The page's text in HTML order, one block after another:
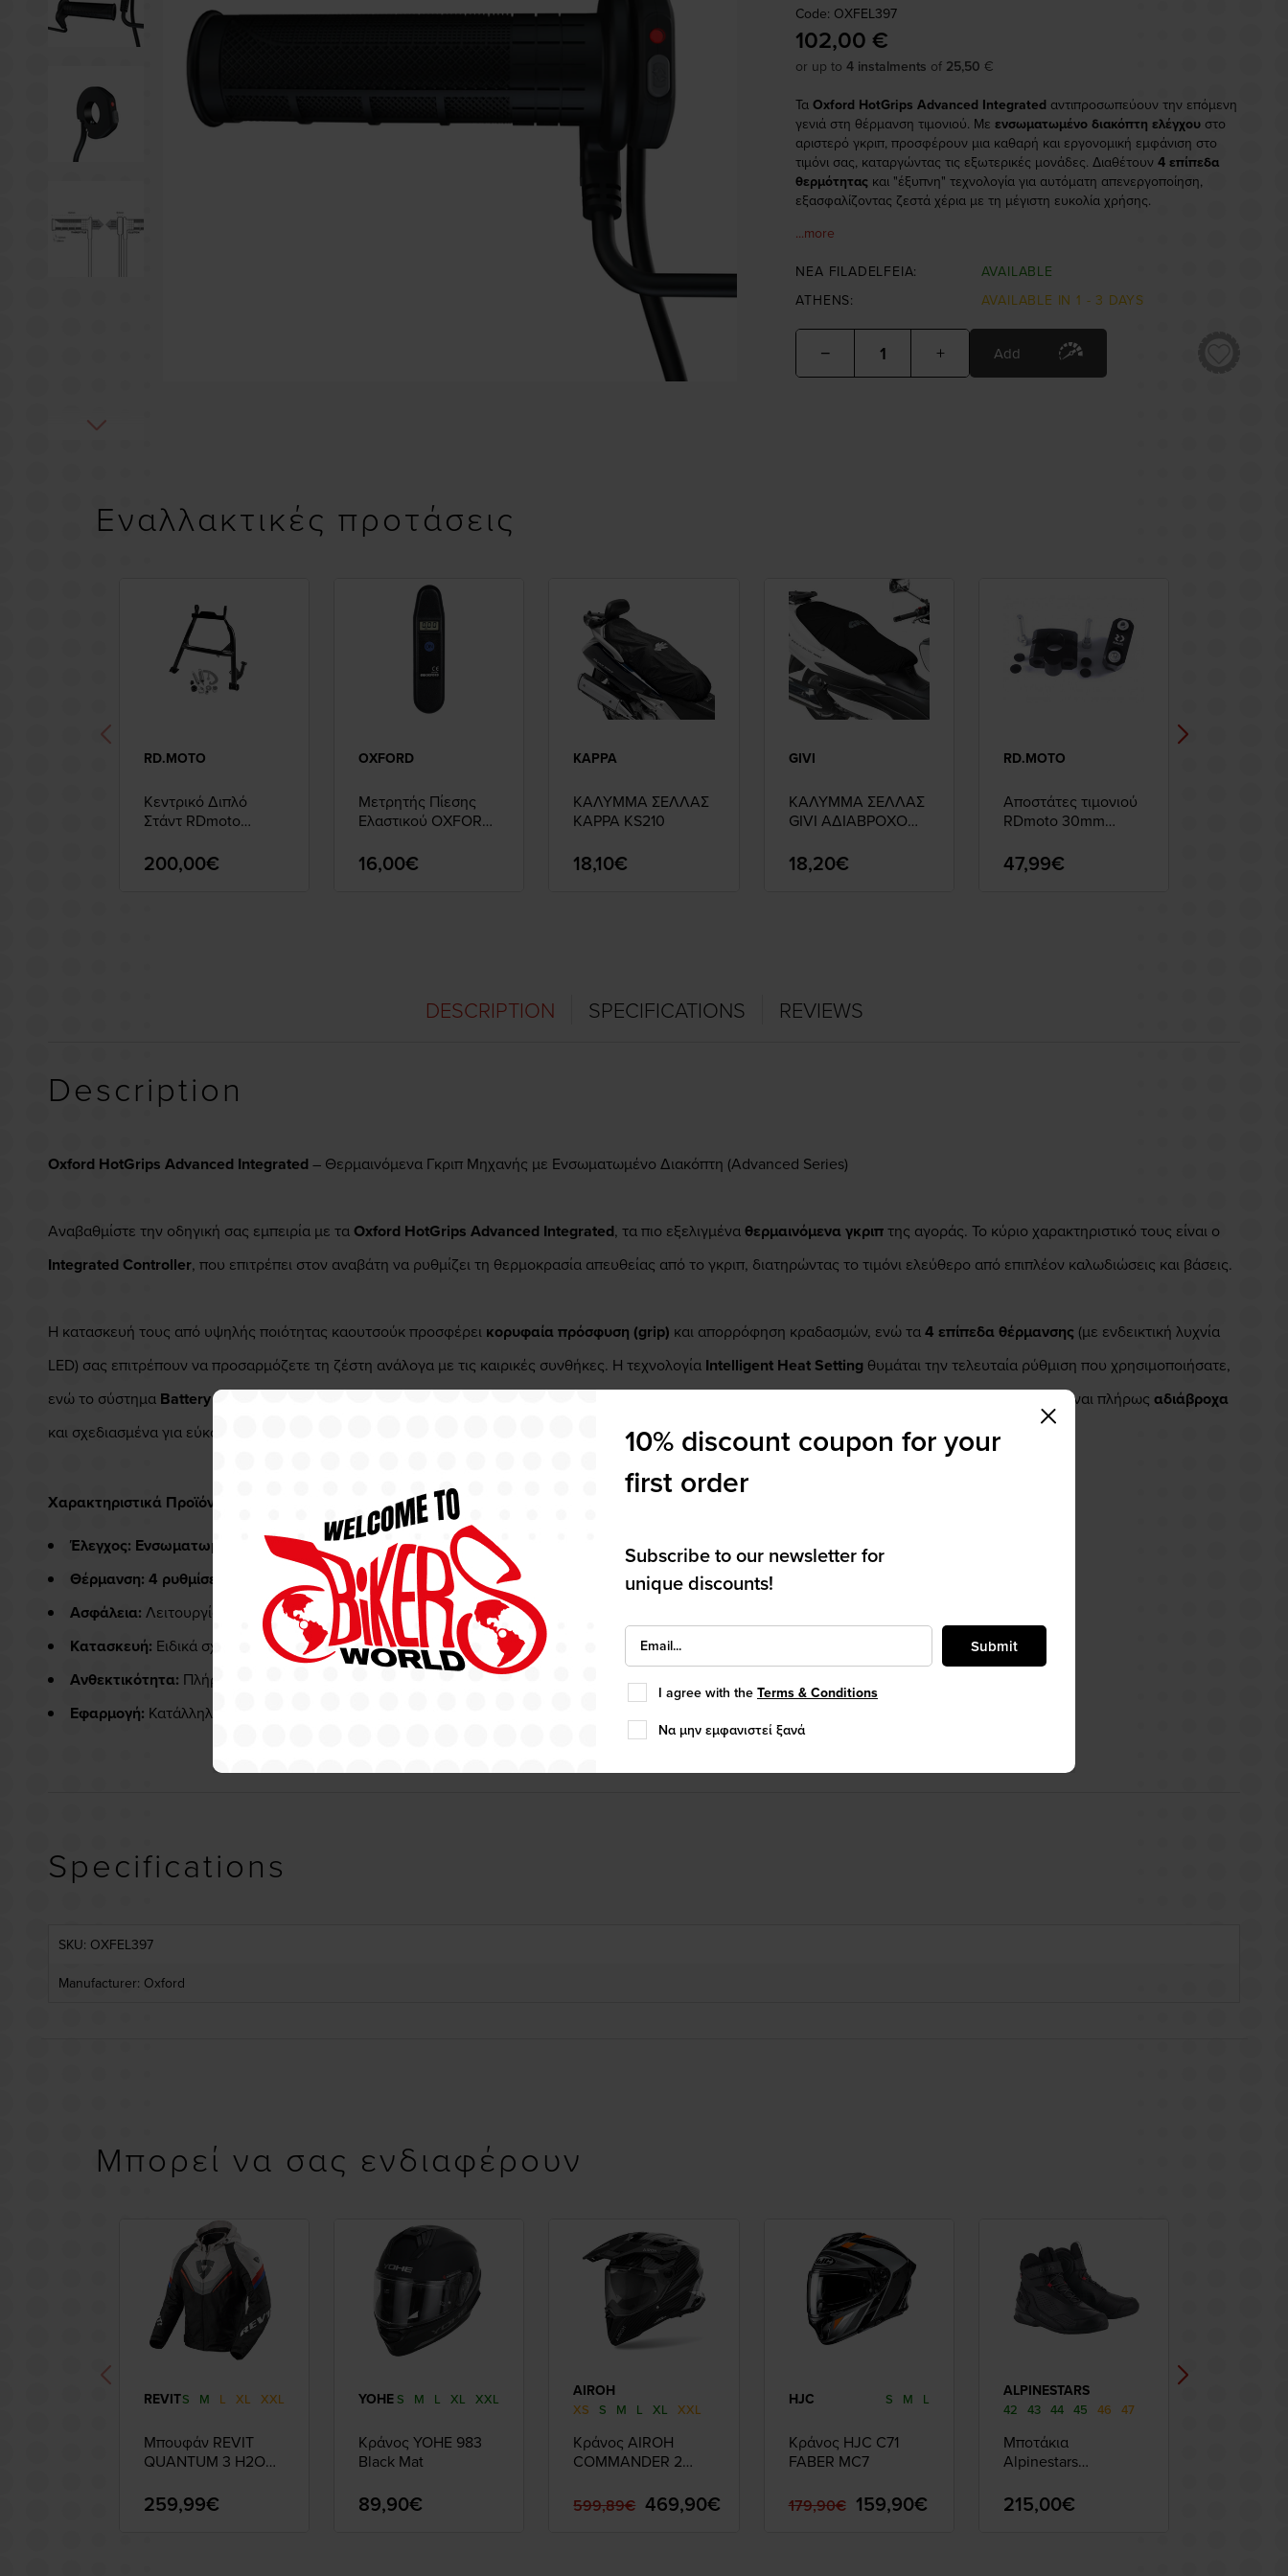
Code: OXFEL397
102,00 €
or up to4 instalments of 25,50 €
ΤαOxford HotGrips Advanced Integrated αντιπροσωπεύουν την επόμενη
γενιά στη θέρμανση τιμονιού. Μεενσωματωμένο διακόπτη ελέγχου στο
αριστερό γκριπ, προσφέρουν μια καθαρή και εργονομική εμφάνιση στο
τιμόνι σας, καταργώντας τις εξωτερικές μονάδες. Διαθέτουν4 επίπεδα
θερμότητας και "έξυπνη" τεχνολογία για αυτόματη απενεργοποίηση,
εξασφαλίζοντας ζεστά χέρια με τη μέγιστη ευκολία χρήσης.
...more
NEA FILADELFEIA:
AVAILABLE
ATHENS:
AVAILABLE IN 1 - 3 DAYS
− + Add
Εναλλακτικές προτάσεις
RD.MOTO
Κεντρικό Διπλό
Στάντ RDmoto
Twin 2020
200,00€
OXFORD
Μετρητής Πίεσης
Ελαστικού OXFORD
16,00€
KAPPA
ΚΑΛΥΜΜΑ ΣΕΛΛΑΣ
KAPPA KS210
18,10€
GIVI
ΚΑΛΥΜΜΑ ΣΕΛΛΑΣ
GIVI ΑΔΙΑΒΡΟΧΟ
18,20€
RD.MOTO
Αποστάτες τιμονιού
RDmoto 30mm
47,99€
DESCRIPTION SPECIFICATIONS REVIEWS
Description
Oxford HotGrips Advanced Integrated – Θερμαινόμενα Γκριπ Μηχανής με Ενσωματωμένο Διακόπτη (Advanced Series)
Αναβαθμίστε την οδηγική σας εμπειρία με ταOxford HotGrips Advanced Integrated, τα πιο εξελιγμέναθερμαινόμενα γκριπτης αγοράς. Το κύριο χαρακτηριστικό τους είναι ο
Integrated Controller, που επιτρέπει στον αναβάτη να ρυθμίζει τη θερμοκρασία απευθείας από το γκριπ, διατηρώντας το τιμόνι ελεύθερο από επιπλέον καλωδιώσεις και βάσεις.
Η κατασκευή τους από υψηλής ποιότητας καουτσούκ προσφέρει κορυφαία πρόσφυση (grip) και απορρόφηση κραδασμών, ενώ τα4 επίπεδα θέρμανσης (με ενδεικτική λυχνία
LED) σας επιτρέπουν να προσαρμόζετε τη ζέστη ανάλογα με τις καιρικές συνθήκες. Η τεχνολογία Intelligent Heat Setting θυμάται την τελευταία ρύθμιση που χρησιμοποιήσατε,
ενώ το σύστημα Battery Saving Mode προστατεύει την μπαταρία της μοτοσυκλέτας σας απενεργοποιώντας αυτόματα τα γκριπ αν ξεχαστούν ανοιχτά. Είναι πλήρως αδιάβροχα
και σχεδιασμένα για εύκολη εγκατάσταση σε τιμόνια 22mm.
Χαρακτηριστικά Προϊόντος
Έλεγχος: Ενσωματωμένος διακόπτης (Integrated Controller)στο αριστερό γκριπ για απόλυτη εργονομία.
Θέρμανση: 4 ρυθμίσεις θερμότητας με έγχρωμη ένδειξη LED για άμεσο έλεγχο.
Ασφάλεια: Λειτουργία Battery Saving Modeπου σβήνει αυτόματα τα γκριπ για προστασία της μπαταρίας.
Κατασκευή: Ειδικά σχεδιασμένη επιφάνεια γιαμέγιστο κράτημα και άνεση στις μεγάλες διαδρομές.
Ανθεκτικότητα: Πλήρως και καλωδίωση υψηλής αντοχής.
Εφαρμογή: Κατάλληλα για τιμόνια διαμέτρου
Specifications
SKU: OXFEL397
Manufacturer: Oxford
Μπορεί να σας ενδιαφέρουν
REVITS M L XL XXL
Μπουφάν REVIT
QUANTUM 3 H2O
259,99€
YOHE S M L XL XXL
Κράνος YOHE 983
Black Mat
89,90€
AIROH
XS S M L XL XXL
Κράνος AIROH
COMMANDER 2
GLOSS
599,89€ 469,90€
HJC S M L
Κράνος HJC C71
FABER MC7
179,90€ 159,90€
ALPINESTARS
42 43 44 45 46 47
Μποτάκια
Alpinestars
Black/Grey
215,00€
10% discount coupon for your
first order
Subscribe to our newsletter for
unique discounts!
Submit
I agree with the Terms & Conditions
Να μην εμφανιστεί ξανά